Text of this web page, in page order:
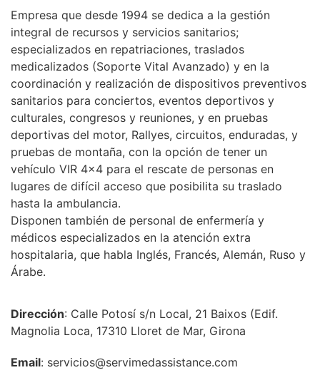
Empresa que desde 1994 se dedica a la gestión
integral de recursos y servicios sanitarios;
especializados en repatriaciones, traslados
medicalizados (Soporte Vital Avanzado) y en la
coordinación y realización de dispositivos preventivos
sanitarios para conciertos, eventos deportivos y
culturales, congresos y reuniones, y en pruebas
deportivas del motor, Rallyes, circuitos, enduradas, y
pruebas de montaña, con la opción de tener un
vehículo VIR 4×4 para el rescate de personas en
lugares de difícil acceso que posibilita su traslado
hasta la ambulancia.
Disponen también de personal de enfermería y
médicos especializados en la atención extra
hospitalaria, que habla Inglés, Francés, Alemán, Ruso y
Árabe.
Dirección: Calle Potosí s/n Local, 21 Baixos (Edif.
Magnolia Loca, 17310 Lloret de Mar, Girona
Email: servicios@servimedassistance.com